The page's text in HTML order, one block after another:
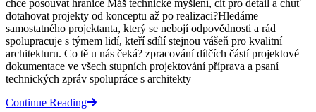
chce posouvat hranice Máš technické myšlení, cit pro detail a chuť
dotahovat projekty od konceptu až po realizaci?Hledáme
samostatného projektanta, který se nebojí odpovědnosti a rád
spolupracuje s týmem lidí, kteří sdílí stejnou vášeň pro kvalitní
architekturu. Co tě u nás čeká? zpracování dílčích částí projektové
dokumentace ve všech stupních projektování příprava a psaní
technických zpráv spolupráce s architekty
Continue Reading